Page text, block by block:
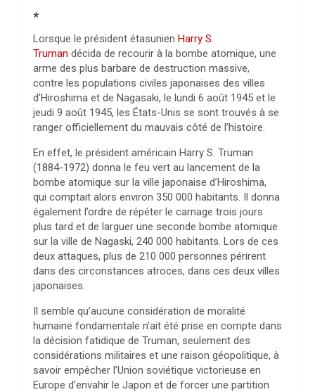
*
Lorsque le président étasunien Harry S.
Truman décida de recourir à la bombe atomique, une
arme des plus barbare de destruction massive,
contre les populations civiles japonaises des villes
d’Hiroshima et de Nagasaki, le lundi 6 août 1945 et le
jeudi 9 août 1945, les États-Unis se sont trouvés à se
ranger officiellement du mauvais côté de l’histoire.
En effet, le président américain Harry S. Truman
(1884-1972) donna le feu vert au lancement de la
bombe atomique sur la ville japonaise d’Hiroshima,
qui comptait alors environ 350 000 habitants. Il donna
également l’ordre de répéter le carnage trois jours
plus tard et de larguer une seconde bombe atomique
sur la ville de Nagaski, 240 000 habitants. Lors de ces
deux attaques, plus de 210 000 personnes périrent
dans des circonstances atroces, dans ces deux villes
japonaises.
Il semble qu’aucune considération de moralité
humaine fondamentale n’ait été prise en compte dans
la décision fatidique de Truman, seulement des
considérations militaires et une raison géopolitique, à
savoir empêcher l’Union soviétique victorieuse en
Europe d’envahir le Japon et de forcer une partition